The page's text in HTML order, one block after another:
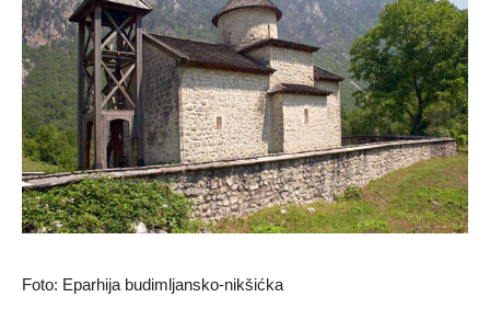
Foto: Eparhija budimljansko-nikšićka